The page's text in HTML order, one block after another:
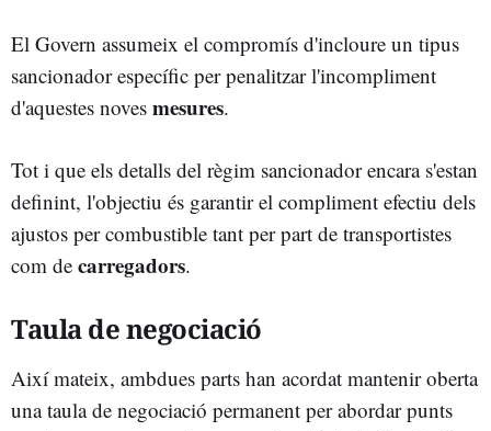
El Govern assumeix el compromís d'incloure un tipus
sancionador específic per penalitzar l'incompliment
d'aquestes noves mesures.
Tot i que els detalls del règim sancionador encara s'estan
definint, l'objectiu és garantir el compliment efectiu dels
ajustos per combustible tant per part de transportistes
com de carregadors.
Taula de negociació
Així mateix, ambdues parts han acordat mantenir oberta
una taula de negociació permanent per abordar punts